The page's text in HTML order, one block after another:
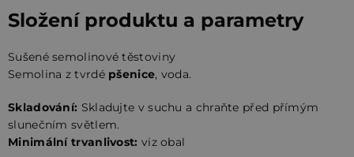
Složení produktu a parametry
Sušené semolinové těstoviny
Semolina z tvrdé pšenice, voda.
Skladování: Skladujte v suchu a chraňte před přímým
slunečním světlem.
Minimální trvanlivost: viz obal